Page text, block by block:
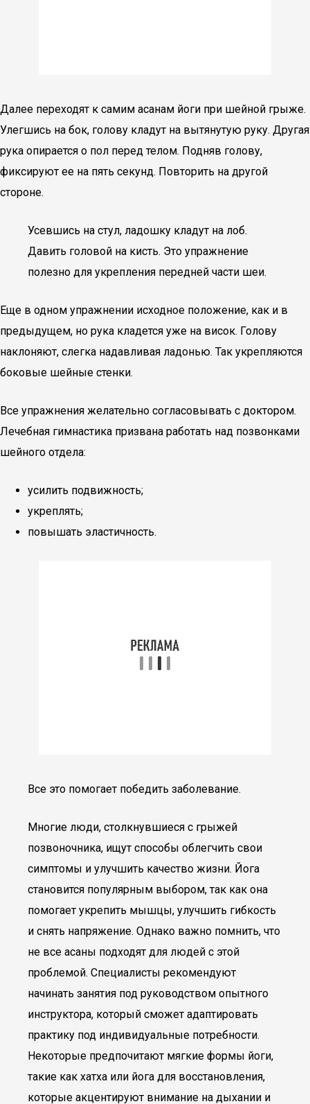
Далее переходят к самим асанам йоги при шейной грыже.
Улегшись на бок, голову кладут на вытянутую руку. Другая
рука опирается о пол перед телом. Подняв голову,
фиксируют ее на пять секунд. Повторить на другой
стороне.
Усевшись на стул, ладошку кладут на лоб.
Давить головой на кисть. Это упражнение
полезно для укрепления передней части шеи.
Еще в одном упражнении исходное положение, как и в
предыдущем, но рука кладется уже на висок. Голову
наклоняют, слегка надавливая ладонью. Так укрепляются
боковые шейные стенки.
Все упражнения желательно согласовывать с доктором.
Лечебная гимнастика призвана работать над позвонками
шейного отдела:
усилить подвижность;
укреплять;
повышать эластичность.
Все это помогает победить заболевание.
Многие люди, столкнувшиеся с грыжей
позвоночника, ищут способы облегчить свои
симптомы и улучшить качество жизни. Йога
становится популярным выбором, так как она
помогает укрепить мышцы, улучшить гибкость
и снять напряжение. Однако важно помнить, что
не все асаны подходят для людей с этой
проблемой. Специалисты рекомендуют
начинать занятия под руководством опытного
инструктора, который сможет адаптировать
практику под индивидуальные потребности.
Некоторые предпочитают мягкие формы йоги,
такие как хатха или йога для восстановления,
которые акцентируют внимание на дыхании и